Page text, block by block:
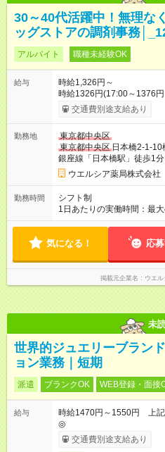
30～40代活躍中！無理な
ッグストアの調剤事務
アルバイト 職種未経験OK
給与
時給1,326円～
時給1326円(17:00～1376
以降、社内試験による更新
～100円の昇給あり （大学生は＋20円） 試
期間あり 試用期間の長さ：
同じです。
交通費別途支給あり
勤務地
東京都中央区
東京都中央区 日本橋2-1-10
銀座線「日本橋駅」徒歩1分
ウエルシア薬局株式会社
勤務時間
シフト制
1日あたりの実働時間：最
時間の勤務 ☆週2～5日の
気になる！ 応
掲載元企業名 ウエ
未
世界的ジュエリーブラン
ョン業務｜短期
派遣 ブランクOK WEB登録・面接
給与
時給1470円～1550円 上記
◎
交通費別途支給あり